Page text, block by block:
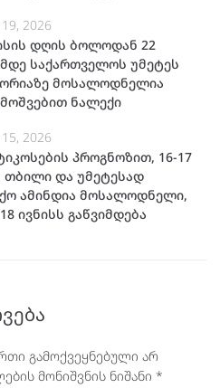
2026
დღის ბოლოდან 22
საქართველოს უმეტეს
მოსალოდნელია
ნალექი
2026
პროგნოზით, 16-17
თბილი და უმეტესად
ამინდია მოსალოდნელი,
ივნისს გაწვიმდება
გამოქვეყნებული არ
მონიშვნის ნიშანი *